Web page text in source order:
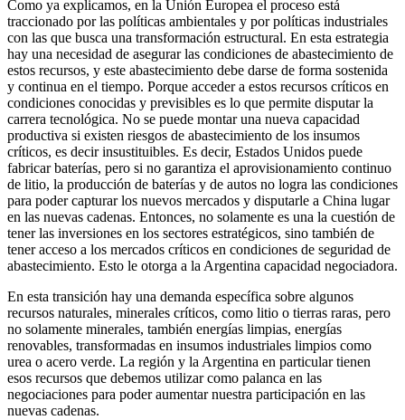
Como ya explicamos, en la Unión Europea el proceso está
traccionado por las políticas ambientales y por políticas industriales
con las que busca una transformación estructural. En esta estrategia
hay una necesidad de asegurar las condiciones de abastecimiento de
estos recursos, y este abastecimiento debe darse de forma sostenida
y continua en el tiempo. Porque acceder a estos recursos críticos en
condiciones conocidas y previsibles es lo que permite disputar la
carrera tecnológica. No se puede montar una nueva capacidad
productiva si existen riesgos de abastecimiento de los insumos
críticos, es decir insustituibles. Es decir, Estados Unidos puede
fabricar baterías, pero si no garantiza el aprovisionamiento continuo
de litio, la producción de baterías y de autos no logra las condiciones
para poder capturar los nuevos mercados y disputarle a China lugar
en las nuevas cadenas. Entonces, no solamente es una la cuestión de
tener las inversiones en los sectores estratégicos, sino también de
tener acceso a los mercados críticos en condiciones de seguridad de
abastecimiento. Esto le otorga a la Argentina capacidad negociadora.
En esta transición hay una demanda específica sobre algunos
recursos naturales, minerales críticos, como litio o tierras raras, pero
no solamente minerales, también energías limpias, energías
renovables, transformadas en insumos industriales limpios como
urea o acero verde. La región y la Argentina en particular tienen
esos recursos que debemos utilizar como palanca en las
negociaciones para poder aumentar nuestra participación en las
nuevas cadenas.